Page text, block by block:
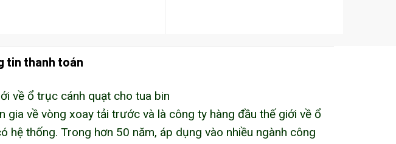
tin thanh toán
về ổ trục cánh quạt cho tua bin
gia về vòng xoay tải trước và là công ty hàng đầu thế giới về ổ
thống. Trong hơn 50 năm, áp dụng vào nhiều ngành công